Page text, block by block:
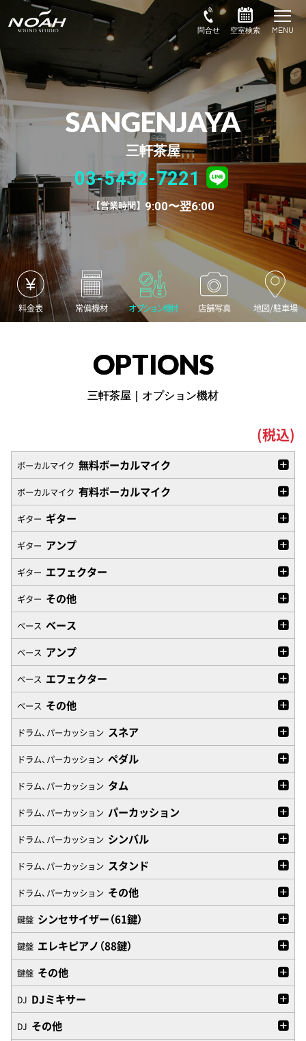
SANGENJAYA
三軒茶屋
03-5432-7221
営業時間 9:00〜翌6:00
料金表 常備機材 オプション機材 店舗写真 地図/駐車場
OPTIONS
三軒茶屋｜オプション機材
(税込)
ボーカルマイク 無料ボーカルマイク
ボーカルマイク 有料ボーカルマイク
ギター ギター
ギター アンプ
ギター エフェクター
ギター その他
ベース ベース
ベース アンプ
ベース エフェクター
ベース その他
ドラム、パーカッション スネア
ドラム、パーカッション ペダル
ドラム、パーカッション タム
ドラム、パーカッション パーカッション
ドラム、パーカッション シンバル
ドラム、パーカッション スタンド
ドラム、パーカッション その他
鍵盤 シンセサイザー（61鍵）
鍵盤 エレキピアノ（88鍵）
鍵盤 その他
DJ DJミキサー
DJ その他